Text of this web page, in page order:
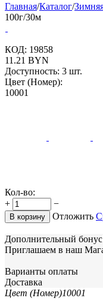
Главная/Каталог/
100г/30м
КОД: 19858
11.21 BYN
Доступность: 3 шт.
Цвет (Номер):
10001
Кол-во:
+
−
В корзину Отложить
Дополнительный
Приглашаем в наш
Варианты оплаты
Доставка
Цвет (Номер)10001